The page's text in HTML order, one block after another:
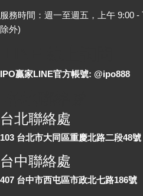
服務時間：週一至週五，上午 9:00
除外)
IPO贏家LINE官方帳號: @ipo888
台北聯絡處
103 台北市大同區重慶北路二段48號
台中聯絡處
407 台中市西屯區市政北七路186號